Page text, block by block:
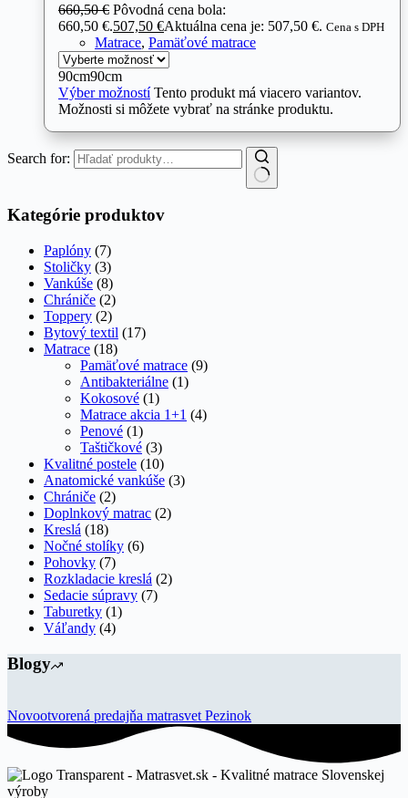
660,50€ Pôvodná cena bola:
660,50 €.507,50 €Aktuálna cena je: 507,50 €. Cena s DPH
Matrace, Pamäťové matrace
90cm90cm
Výber možností Tento produkt má viacero variantov.
Možnosti si môžete vybrať na stránke produktu.
Search for:
Kategórie produktov
Paplóny (7)
Stoličky (3)
Vankúše (8)
Chrániče (2)
Toppery (2)
Bytový textil (17)
Matrace (18)
Pamäťové matrace (9)
Antibakteriálne (1)
Kokosové (1)
Matrace akcia 1+1 (4)
Penové (1)
Taštičkové (3)
Kvalitné postele (10)
Anatomické vankúše (3)
Chrániče (2)
Doplnkový matrac (2)
Kreslá (18)
Nočné stolíky (6)
Pohovky (7)
Rozkladacie kreslá (2)
Sedacie súpravy (7)
Taburetky (1)
Váľandy (4)
Blogy
Novootvorená predajňa matrasvet Pezinok